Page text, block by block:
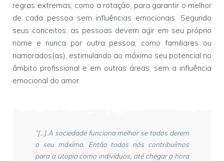
regras extremas, como a rotação, para garantir o melhor
de cada pessoa sem influências emocionais. Segundo
seus conceitos, as pessoas devem agir em seu próprio
nome e nunca por outra pessoa, como familiares ou
namorados(as), estimulando ao máximo seu potencial no
âmbito profissional e em outras áreas, sem a influência
emocional do amor.
“[...] A sociedade funciona melhor se todos derem
o seu máximo. Então todos nós contribuímos
para a utopia como indivíduos, até chegar a hora